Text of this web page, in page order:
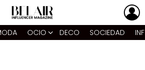
OCIO DECO SOCIEDAD